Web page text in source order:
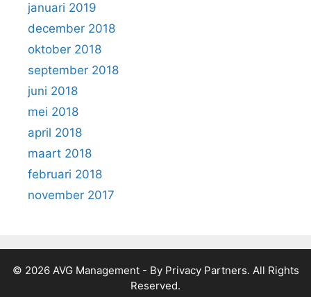
januari 2019
december 2018
oktober 2018
september 2018
juni 2018
mei 2018
april 2018
maart 2018
februari 2018
november 2017
© 2026 AVG Management - By Privacy Partners. All Rights
Reserved.